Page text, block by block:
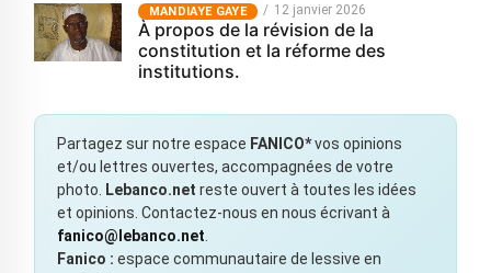
MANDIAYE GAYE 12 janvier 2026
À propos de la révision de la
constitution et la réforme des
institutions.
Partagez sur notre espace FANICO*vos opinions
et/ou lettres ouvertes, accompagnées de votre
photo.
Lebanco.net reste ouvert à toutes les idées
et opinions. Contactez-nous en nous écrivant à
fanico@lebanco.net
Fanico : espace communautaire de lessive en